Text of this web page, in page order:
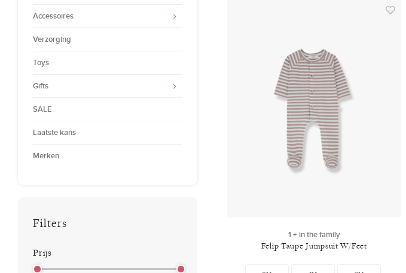
Accessoires
Verzorging
Toys
Gifts
SALE
Laatste kans
Merken
Filters
Prijs
1 + in the family
Felip Taupe Jumpsuit W/Feet